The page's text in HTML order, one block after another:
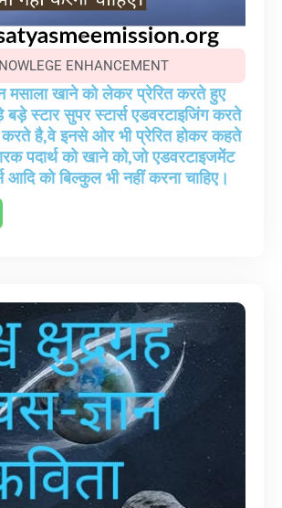
ENHANCEMENT
मसाला खाने को लेकर प्रेरित करते हुए
स्टार सुपर स्टार्स एडवरटाइजिंग करते
है,वे इनसे ओर भी प्रेरित होकर कहते
पदार्थ को खाने को,जो एडवरटाइजमेंट
को बिल्कुल भी नहीं करना चाहिए।